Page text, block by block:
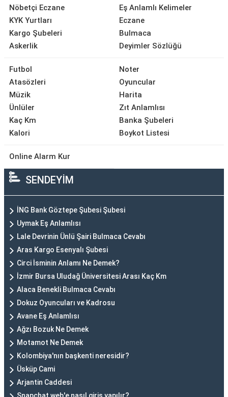
Nöbetçi Eczane
KYK Yurtları
Kargo Şubeleri
Askerlik
Eş Anlamlı Kelimeler
Eczane
Bulmaca
Deyimler Sözlüğü
Futbol
Atasözleri
Müzik
Ünlüler
Kaç Km
Kalori
Noter
Oyuncular
Harita
Zıt Anlamlısı
Banka Şubeleri
Boykot Listesi
Online Alarm Kur
SENDEYİM
İNG Bank Göztepe Şubesi Şubesi
Uymak Eş Anlamlısı
Lale Devrinin Ünlü Şairi Bulmaca Cevabı
Aras Kargo Esenyalı Şubesi
Circi İsminin Anlamı Ne Demek?
İzmir Bursa Uludağ Üniversitesi Arası Kaç Km
Alaca Benekli Bulmaca Cevabı
Dokuz Oyuncuları ve Kadrosu
Avane Eş Anlamlısı
Ağzı Bozuk Ne Demek
Motamot Ne Demek
Kolombiya'nın başkenti neresidir?
Üsküp Cami
Arjantin Caddesi